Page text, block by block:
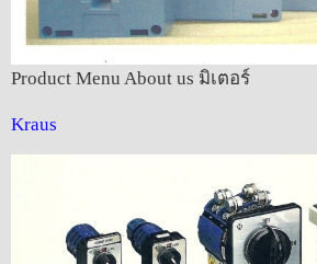
Product Menu About us มิเตอร์
Kraus